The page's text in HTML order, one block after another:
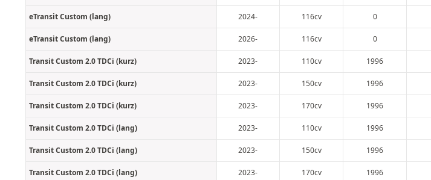
eTransit Custom (lang) 2024- 116cv 0
eTransit Custom (lang) 2026- 116cv 0
Transit Custom 2.0 TDCi (kurz) 2023- 110cv 1996
Transit Custom 2.0 TDCi (kurz) 2023- 150cv 1996
Transit Custom 2.0 TDCi (kurz) 2023- 170cv 1996
Transit Custom 2.0 TDCi (lang) 2023- 110cv 1996
Transit Custom 2.0 TDCi (lang) 2023- 150cv 1996
Transit Custom 2.0 TDCi (lang) 2023- 170cv 1996